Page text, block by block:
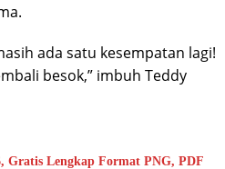
ada satu kesempatan lagi!
besok,” imbuh Teddy
Gratis Lengkap Format PNG, PDF